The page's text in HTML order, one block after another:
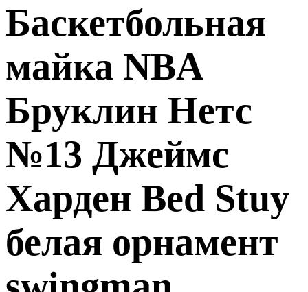
Баскетбольная
майка NBA
Бруклин Нетс
№13 Джеймс
Харден Bed Stuy
белая орнамент